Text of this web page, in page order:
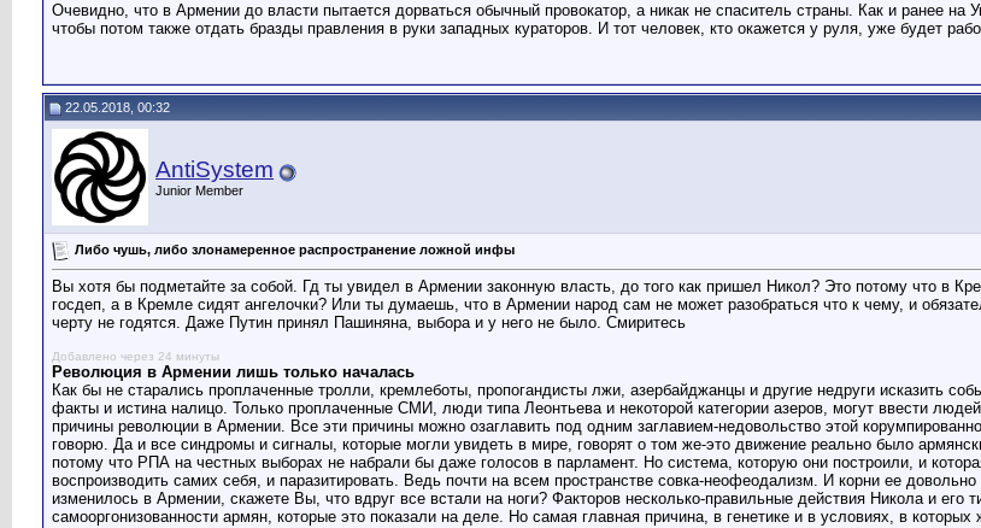
Очевидно, что в Армении до власти пытается дорваться обычный провокатор, а никак не спаситель страны. Как и ранее на
чтобы потом также отдать бразды правления в руки западных кураторов. И тот человек, кто окажется у руля, уже будет
22.05.2018, 00:32
AntiSystem
Junior Member
Либо чушь, либо злонамеренное распространение ложной инфы
Вы хотя бы подметайте за собой. Гд ты увидел в Армении законную власть, до того как пришел Никол? Это потому что в
госдеп, а в Кремле сидят ангелочки? Или ты думаешь, что в Армении народ сам не может разобраться что к чему, и
черту не годятся. Даже Путин принял Пашиняна, выбора и у него не было. Смиритесь
Добавлено через 24 минуты
Революция в Армении лишь только началась
Как бы не старались проплаченные тролли, кремлеботы, пропогандисты лжи, азербайджанцы и другие недруги исказить
факты и истина налицо. Только проплаченные СМИ, люди типа Леонтьева и некоторой категории азеров, могут ввести
причины революции в Армении. Все эти причины можно озаглавить под одним заглавием-недовольство этой
говорю. Да и все синдромы и сигналы, которые могли увидеть в мире, говорят о том же-это движение реально было
потому что РПА на честных выборах не набрали бы даже голосов в парламент. Но система, которую они построили, и
воспроизводить самих себя, и паразитировать. Ведь почти на всем пространстве совка-неофеодализм. И корни ее
изменилось в Армении, скажете Вы, что вдруг все встали на ноги? Факторов несколько-правильные действия Никола и
самооргонизованности армян, которые это показали на деле. Но самая главная причина, в генетике и в условиях, в